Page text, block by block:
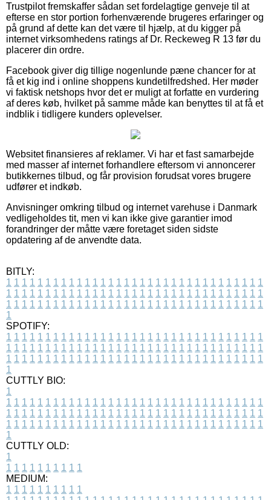
Trustpilot fremskaffer sådan set fordelagtige genveje til at
efterse en stor portion forhenværende brugeres erfaringer og
på grund af dette kan det være til hjælp, at du kigger på
internet virksomhedens ratings af Dr. Reckeweg R 13 før du
placerer din ordre.
Facebook giver dig tillige nogenlunde pæne chancer for at
få et kig ind i online shoppens kundetilfredshed. Her møder
vi faktisk netshops hvor det er muligt at forfatte en vurdering
af deres køb, hvilket på samme måde kan benyttes til at få et
indblik i tidligere kunders oplevelser.
Websitet finansieres af reklamer. Vi har et fast samarbejde
med masser af internet forhandlere eftersom vi annoncerer
butikkernes tilbud, og får provision forudsat vores brugere
udfører et indkøb.
Anvisninger omkring tilbud og internet varehuse i Danmark
vedligeholdes tit, men vi kan ikke give garantier imod
forandringer der måtte være foretaget siden sidste
opdatering af de anvendte data.
BITLY:
1 1 1 1 1 1 1 1 1 1 1 1 1 1 1 1 1 1 1 1 1 1 1 1 1 1 1 1 1 1 1 1 1
1 1 1 1 1 1 1 1 1 1 1 1 1 1 1 1 1 1 1 1 1 1 1 1 1 1 1 1 1 1 1 1 1
1 1 1 1 1 1 1 1 1 1 1 1 1 1 1 1 1 1 1 1 1 1 1 1 1 1 1 1 1 1 1 1 1
1
SPOTIFY:
1 1 1 1 1 1 1 1 1 1 1 1 1 1 1 1 1 1 1 1 1 1 1 1 1 1 1 1 1 1 1 1 1
1 1 1 1 1 1 1 1 1 1 1 1 1 1 1 1 1 1 1 1 1 1 1 1 1 1 1 1 1 1 1 1 1
1 1 1 1 1 1 1 1 1 1 1 1 1 1 1 1 1 1 1 1 1 1 1 1 1 1 1 1 1 1 1 1 1
1
CUTTLY BIO:
1
1 1 1 1 1 1 1 1 1 1 1 1 1 1 1 1 1 1 1 1 1 1 1 1 1 1 1 1 1 1 1 1 1
1 1 1 1 1 1 1 1 1 1 1 1 1 1 1 1 1 1 1 1 1 1 1 1 1 1 1 1 1 1 1 1 1
1 1 1 1 1 1 1 1 1 1 1 1 1 1 1 1 1 1 1 1 1 1 1 1 1 1 1 1 1 1 1 1 1
1
CUTTLY OLD:
1
1 1 1 1 1 1 1 1 1 1
MEDIUM:
1 1 1 1 1 1 1 1 1 1